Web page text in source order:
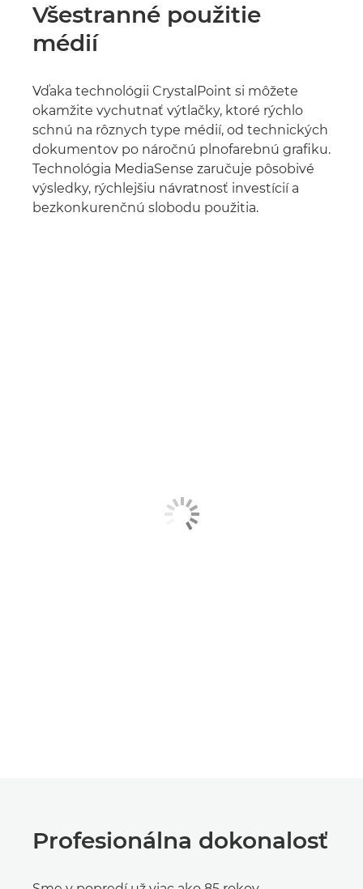
Všestranné použitie
médií
Vďaka technológii CrystalPoint si môžete
okamžite vychutnať výtlačky, ktoré rýchlo
schnú na rôznych type médií, od technických
dokumentov po náročnú plnofarebnú grafiku.
Technológia MediaSense zaručuje pôsobivé
výsledky, rýchlejšiu návratnosť investícií a
bezkonkurenčnú slobodu použitia.
Profesionálna dokonalosť